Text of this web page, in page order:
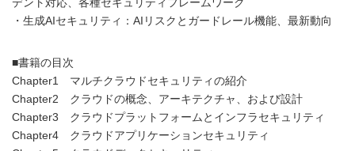
・生成AIセキュリティ：AIリスクとガードレール機能、最新動向
■書籍の目次
Chapter1 マルチクラウドセキュリティの紹介
Chapter2 クラウドの概念、アーキテクチャ、および設計
Chapter3 クラウドプラットフォームとインフラセキュリティ
Chapter4 クラウドアプリケーションセキュリティ